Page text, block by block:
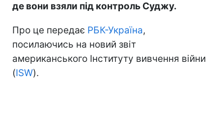
де вони взяли під контроль Суджу.
Про це передає РБК-Україна,
посилаючись на новий звіт
американського Інституту вивчення війни
(ISW).